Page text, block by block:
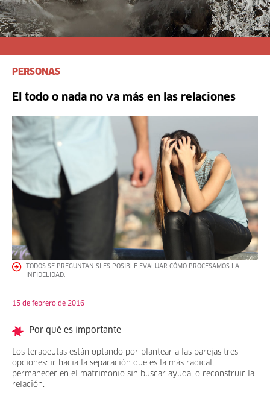
PERSONAS
El todo o nada no va más en las relaciones
TODOS SE PREGUNTAN SI ES POSIBLE EVALUAR CÓMO PROCESAMOS LA
INFIDELIDAD.
15 de febrero de 2016
Por qué es importante
Los terapeutas están optando por plantear a las parejas tres
opciones: ir hacia la separación que es la más radical,
permanecer en el matrimonio sin buscar ayuda, o reconstruir la
relación.